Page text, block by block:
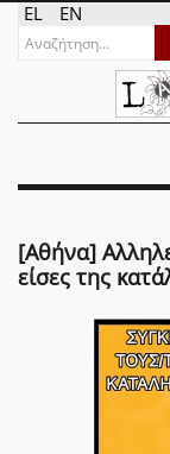
EL EN
[Αθήνα]
είσες της